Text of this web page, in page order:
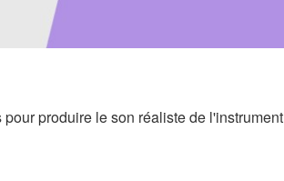
produire le son réaliste de l'instrument